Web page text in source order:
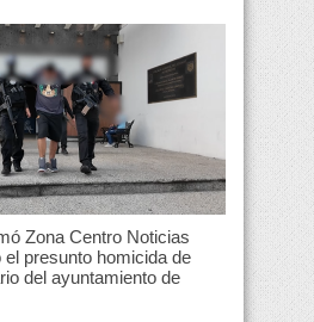
Zona Centro Noticias
el presunto homicida de
del ayuntamiento de